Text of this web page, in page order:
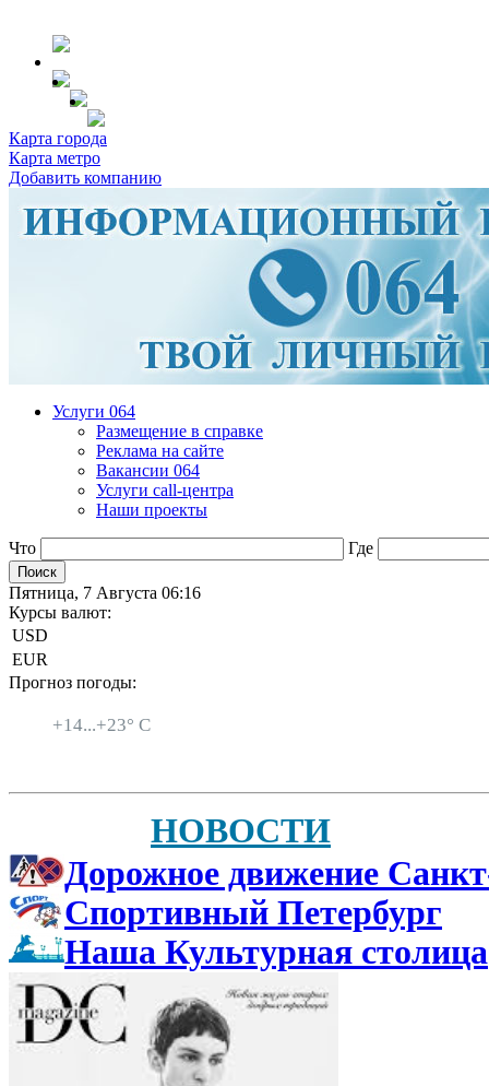
Карта города
Карта метро
Добавить компанию
Услуги 064
Размещение в справке
Реклама на сайте
Вакансии 064
Услуги call-центра
Наши проекты
Что Где
Пятница, 7 Августа 06:16
Курсы валют:
USD
EUR
Прогноз погоды:
+14...+23° C
НОВОСТИ
Дорожное движение
Спортивный Петербург
Наша Культурная столица